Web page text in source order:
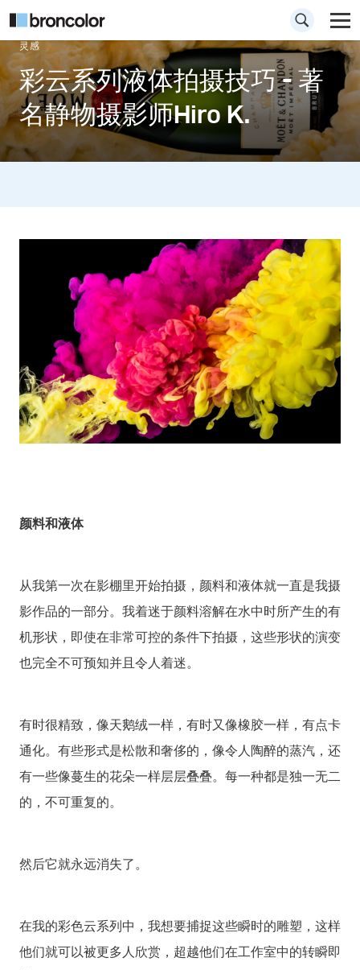
灵感
彩云系列液体拍摄技巧 - 著
名静物摄影师Hiro K.
颜料和液体
从我第一次在影棚里开始拍摄，颜料和液体就一直是我摄
影作品的一部分。我着迷于颜料溶解在水中时所产生的有
机形状，即使在非常可控的条件下拍摄，这些形状的演变
也完全不可预知并且令人着迷。
有时很精致，像天鹅绒一样，有时又像橡胶一样，有点卡
通化。有些形式是松散和奢侈的，像令人陶醉的蒸汽，还
有一些像蔓生的花朵一样层层叠叠。每一种都是独一无二
的，不可重复的。
然后它就永远消失了。
在我的彩色云系列中，我想要捕捉这些瞬时的雕塑，这样
他们就可以被更多人欣赏，超越他们在工作室中的转瞬即